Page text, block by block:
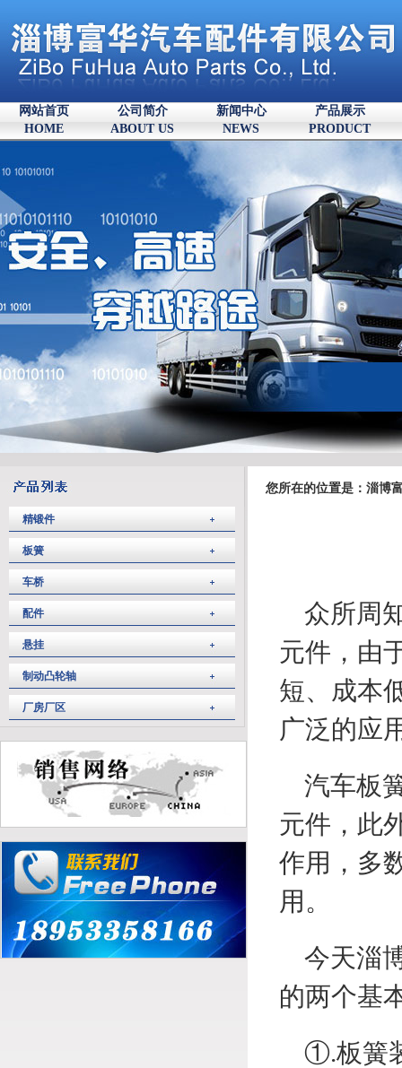
网站首页
HOME
公司简介
ABOUT US
新闻中心
NEWS
产品展示
PRODUCT
精锻件
板簧
车桥
配件
悬挂
制动凸轮轴
厂房厂区
您所在的位置是：淄博
众所周
元件，由
短、成本
广泛的应
汽车板
元件，此
作用，多
用。
今天淄
的两个基
①.板簧